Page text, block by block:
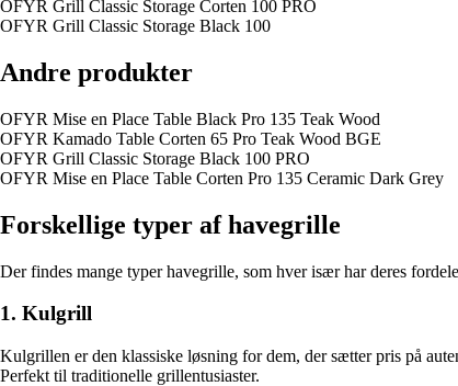
OFYR Grill Classic Storage Corten 100 PRO
OFYR Grill Classic Storage Black 100
Andre produkter
OFYR Mise en Place Table Black Pro 135 Teak Wood
OFYR Kamado Table Corten 65 Pro Teak Wood BGE
OFYR Grill Classic Storage Black 100 PRO
OFYR Mise en Place Table Corten Pro 135 Ceramic Dark Grey
Forskellige typer af havegrille
Der findes mange typer havegrille, som hver især har deres
1. Kulgrill
Kulgrillen er den klassiske løsning for dem, der sætter pris på
Perfekt til traditionelle grillentusiaster.